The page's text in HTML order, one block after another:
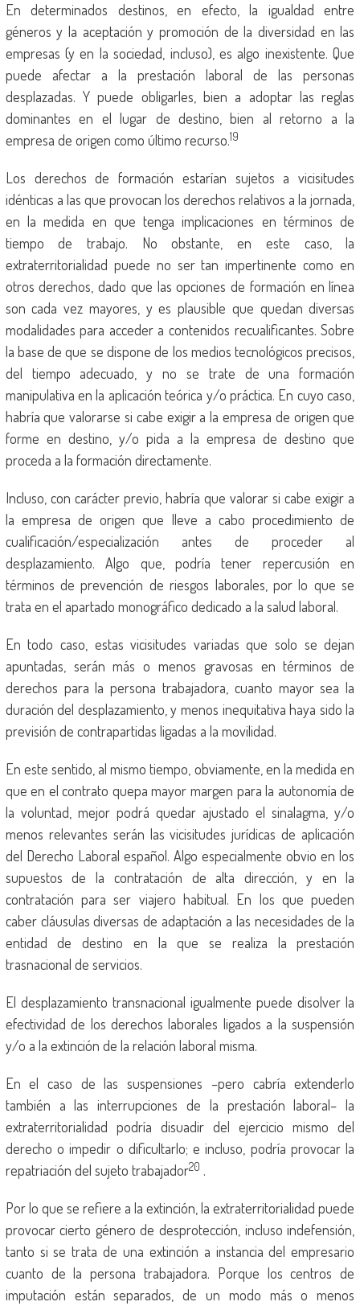
En determinados destinos, en efecto, la igualdad entre
géneros y la aceptación y promoción de la diversidad en las
empresas (y en la sociedad, incluso), es algo inexistente. Que
puede afectar a la prestación laboral de las personas
desplazadas. Y puede obligarles, bien a adoptar las reglas
dominantes en el lugar de destino, bien al retorno a la
empresa de origen como último recurso.19
Los derechos de formación estarían sujetos a vicisitudes
idénticas a las que provocan los derechos relativos a la jornada,
en la medida en que tenga implicaciones en términos de
tiempo de trabajo. No obstante, en este caso, la
extraterritorialidad puede no ser tan impertinente como en
otros derechos, dado que las opciones de formación en línea
son cada vez mayores, y es plausible que quedan diversas
modalidades para acceder a contenidos recualificantes. Sobre
la base de que se dispone de los medios tecnológicos precisos,
del tiempo adecuado, y no se trate de una formación
manipulativa en la aplicación teórica y/o práctica. En cuyo caso,
habría que valorarse si cabe exigir a la empresa de origen que
forme en destino, y/o pida a la empresa de destino que
proceda a la formación directamente.
Incluso, con carácter previo, habría que valorar si cabe exigir a
la empresa de origen que lleve a cabo procedimiento de
cualificación/especialización antes de proceder al
desplazamiento. Algo que, podría tener repercusión en
términos de prevención de riesgos laborales, por lo que se
trata en el apartado monográfico dedicado a la salud laboral.
En todo caso, estas vicisitudes variadas que solo se dejan
apuntadas, serán más o menos gravosas en términos de
derechos para la persona trabajadora, cuanto mayor sea la
duración del desplazamiento, y menos inequitativa haya sido la
previsión de contrapartidas ligadas a la movilidad.
En este sentido, al mismo tiempo, obviamente, en la medida en
que en el contrato quepa mayor margen para la autonomía de
la voluntad, mejor podrá quedar ajustado el sinalagma, y/o
menos relevantes serán las vicisitudes jurídicas de aplicación
del Derecho Laboral español. Algo especialmente obvio en los
supuestos de la contratación de alta dirección, y en la
contratación para ser viajero habitual. En los que pueden
caber cláusulas diversas de adaptación a las necesidades de la
entidad de destino en la que se realiza la prestación
trasnacional de servicios.
El desplazamiento transnacional igualmente puede disolver la
efectividad de los derechos laborales ligados a la suspensión
y/o a la extinción de la relación laboral misma.
En el caso de las suspensiones –pero cabría extenderlo
también a las interrupciones de la prestación laboral– la
extraterritorialidad podría disuadir del ejercicio mismo del
derecho o impedir o dificultarlo; e incluso, podría provocar la
repatriación del sujeto trabajador20 .
Por lo que se refiere a la extinción, la extraterritorialidad puede
provocar cierto género de desprotección, incluso indefensión,
tanto si se trata de una extinción a instancia del empresario
cuanto de la persona trabajadora. Porque los centros de
imputación están separados, de un modo más o menos